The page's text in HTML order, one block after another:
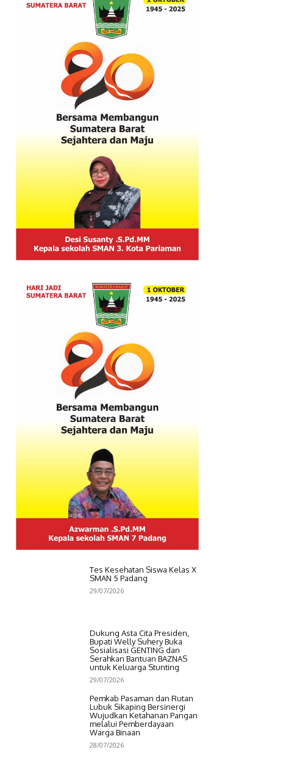
Tes Kesehatan Siswa Kelas X
SMAN 5 Padang
29/07/2026
Dukung Asta Cita Presiden,
Bupati Welly Suhery Buka
Sosialisasi GENTING dan
Serahkan Bantuan BAZNAS
untuk Keluarga Stunting
29/07/2026
Pemkab Pasaman dan Rutan
Lubuk Sikaping Bersinergi
Wujudkan Ketahanan Pangan
melalui Pemberdayaan
Warga Binaan
28/07/2026